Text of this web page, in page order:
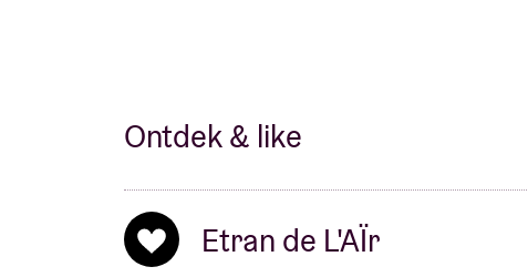
Ontdek & like
Etran de L'AÏr